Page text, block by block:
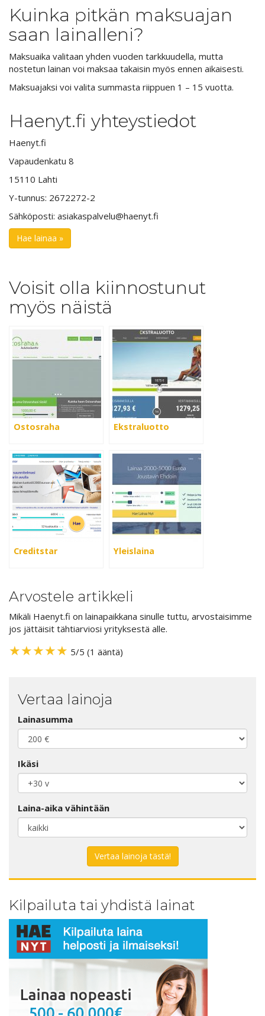
Kuinka pitkän maksuajan
saan lainalleni?
Maksuaika valitaan yhden vuoden tarkkuudella, mutta
nostetun lainan voi maksaa takaisin myös ennen aikaisesti.
Maksuajaksi voi valita summasta riippuen 1 – 15 vuotta.
Haenyt.fi yhteystiedot
Haenyt.fi
Vapaudenkatu 8
15110 Lahti
Y-tunnus: 2672272-2
Sähköposti: asiakaspalvelu@haenyt.fi
Hae lainaa »
Voisit olla kiinnostunut
myös näistä
Ostosraha Ekstraluotto
Creditstar Yleislaina
Arvostele artikkeli
Mikäli Haenyt.fi on lainapaikkana sinulle tuttu, arvostaisimme
jos jättäisit tähtiarviosi yrityksestä alle.
★★★★★ 5/5 (1 ääntä)
Vertaa lainoja
Lainasumma
Ikäsi
Laina-aika vähintään
Kilpailuta tai yhdistä lainat